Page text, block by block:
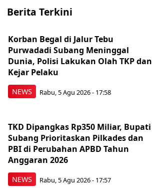
Berita Terkini
NEWS
Korban Begal di Jalur Tebu
Purwadadi Subang Meninggal
Dunia, Polisi Lakukan Olah TKP dan
Kejar Pelaku
Rabu, 5 Agu 2026 - 17:58
NEWS
TKD Dipangkas Rp350 Miliar, Bupati
Subang Prioritaskan Pilkades dan
PBI di Perubahan APBD Tahun
Anggaran 2026
Rabu, 5 Agu 2026 - 17:57